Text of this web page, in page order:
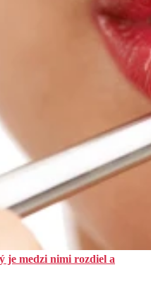
je medzi nimi rozdiel a